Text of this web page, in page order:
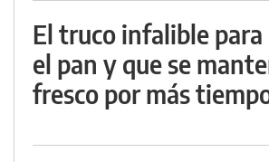
El truco infalible
el pan y que se
fresco por más